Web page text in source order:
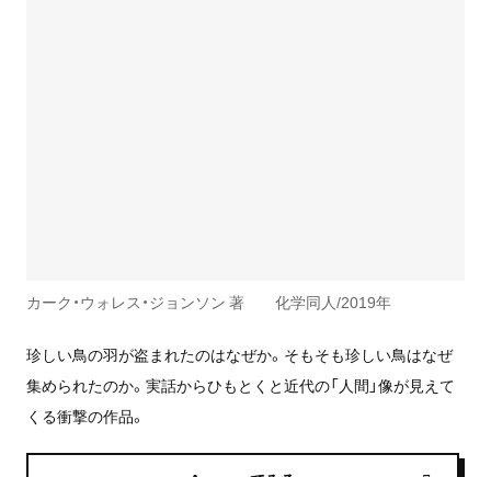
カーク・ウォレス・ジョンソン 著 化学同人/2019年
珍しい鳥の羽が盗まれたのはなぜか。そもそも珍しい鳥はなぜ
集められたのか。実話からひもとくと近代の「人間」像が見えて
くる衝撃の作品。